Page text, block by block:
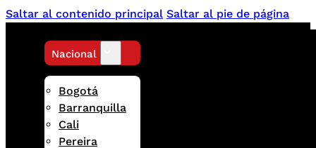
Saltar al contenido principal Saltar al pie de página
Nacional
Bogotá
Barranquilla
Cali
Pereira